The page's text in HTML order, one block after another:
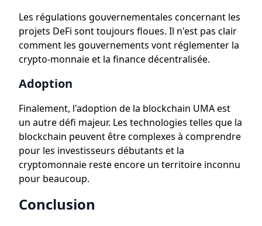
Les régulations gouvernementales concernant les
projets DeFi sont toujours floues. Il n'est pas clair
comment les gouvernements vont réglementer la
crypto-monnaie et la finance décentralisée.
Adoption
Finalement, l'adoption de la blockchain UMA est
un autre défi majeur. Les technologies telles que la
blockchain peuvent être complexes à comprendre
pour les investisseurs débutants et la
cryptomonnaie reste encore un territoire inconnu
pour beaucoup.
Conclusion